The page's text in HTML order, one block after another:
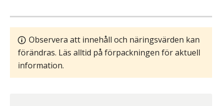
Observera att innehåll och näringsvärden kan
förändras. Läs alltid på förpackningen för aktuell
information.